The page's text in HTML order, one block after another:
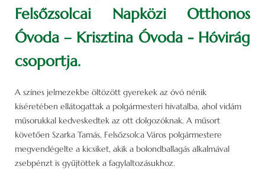
Felsőzsolcai Napközi Otthonos
Óvoda – Krisztina Óvoda - Hóvirág
csoportja.
A színes jelmezekbe öltözött gyerekek az óvó nénik
kíséretében ellátogattak a polgármesteri hivatalba, ahol vidám
műsorukkal kedveskedtek az ott dolgozóknak. A műsort
követően Szarka Tamás, Felsőzsolca Város polgármestere
megvendégelte a kicsiket, akik a bolondballagás alkalmával
zsebpénzt is gyűjtöttek a fagylaltozásukhoz.